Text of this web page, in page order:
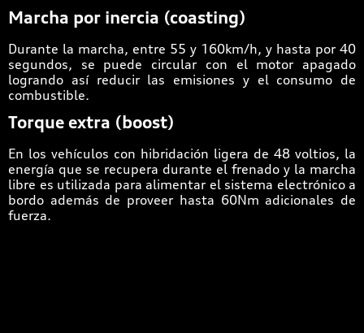
Marcha por inercia (coasting)
Durante la marcha, entre 55 y 160km/h, y hasta por 40
segundos, se puede circular con el motor apagado
logrando así reducir las emisiones y el consumo de
combustible.
Torque extra (boost)
En los vehículos con hibridación ligera de 48 voltios, la
energía que se recupera durante el frenado y la marcha
libre es utilizada para alimentar el sistema electrónico a
bordo además de proveer hasta 60Nm adicionales de
fuerza.